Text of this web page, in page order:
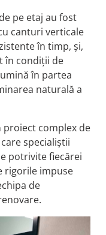
pe etaj au fost
canturi verticale
în timp, și,
în condiții de
în partea
naturală a
proiect complex de
specialiștii
potrivite fiecărei
rigorile impuse
de